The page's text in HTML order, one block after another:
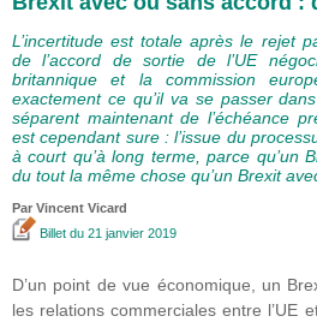
L’incertitude est totale après le rejet
de l’accord de sortie de l’UE
britannique et la commission
exactement ce qu’il va se passer
séparent maintenant de l’échéance
est cependant sure : l’issue du
à court qu’à long terme, parce qu’un
du tout la même chose qu’un Brexit
Par Vincent Vicard
Billet du 21 janvier 2019
D’un point de vue économique, un
les relations commerciales entre l’UE